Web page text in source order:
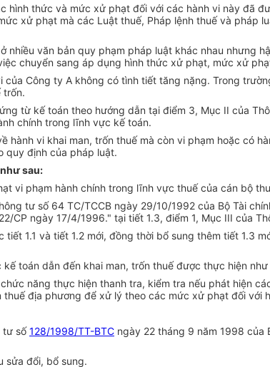
thức và mức xử phạt đối với các hành vi này đã
xử phạt mà các Luật thuế, Pháp lệnh thuế và pháp
văn bản quy phạm pháp luật khác nhau nhưng
chuyển sang áp dụng hình thức xử phạt, mức xử
Công ty A không có tình tiết tăng nặng. Trong
trốn.
từ kế toán theo hướng dẫn tại điểm 3, Mục II của
chính trong lĩnh vực kế toán.
vi khai man, trốn thuế mà còn vi phạm hoặc có
quy định của pháp luật.
như sau:
vi phạm hành chính trong lĩnh vực thuế của cán bộ
tư số 64 TC/TCCB ngày 29/10/1992 của Bộ Tài
ngày 17/4/1996." tại tiết 1.3, điểm 1, Mục III của
tiết 1.1 và tiết 1.2 mới, đồng thời bổ sung thêm tiết 1.3
toán dẫn đến khai man, trốn thuế được thực hiện như
năng thực hiện thanh tra, kiểm tra nếu phát hiện
địa phương để xử lý theo các mức xử phạt đối với
tư số128/1998/TT-BTC ngày 22 tháng 9 năm 1998 của
sửa đổi, bổ sung.